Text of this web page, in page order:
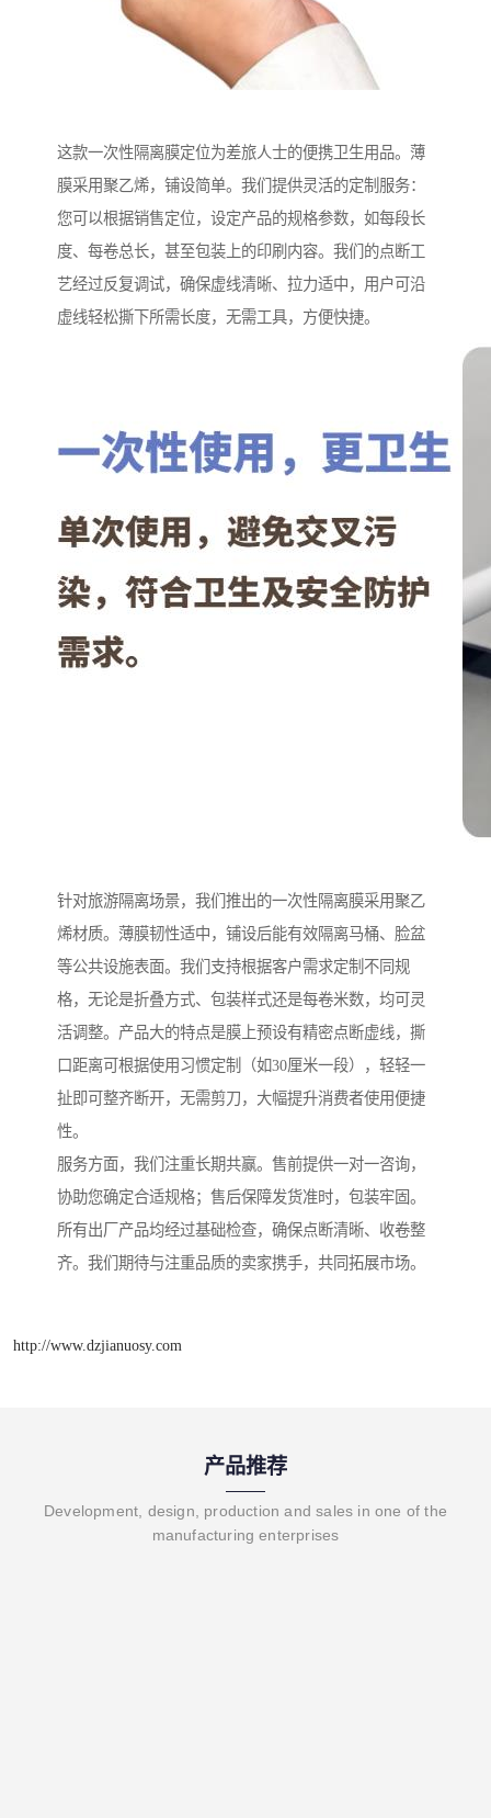
这款一次性隔离膜定位为差旅人士的便携卫生用品。薄
膜采用聚乙烯，铺设简单。我们提供灵活的定制服务：
您可以根据销售定位，设定产品的规格参数，如每段长
度、每卷总长，甚至包装上的印刷内容。我们的点断工
艺经过反复调试，确保虚线清晰、拉力适中，用户可沿
虚线轻松撕下所需长度，无需工具，方便快捷。
针对旅游隔离场景，我们推出的一次性隔离膜采用聚乙
烯材质。薄膜韧性适中，铺设后能有效隔离马桶、脸盆
等公共设施表面。我们支持根据客户需求定制不同规
格，无论是折叠方式、包装样式还是每卷米数，均可灵
活调整。产品大的特点是膜上预设有精密点断虚线，撕
口距离可根据使用习惯定制（如30厘米一段），轻轻一
扯即可整齐断开，无需剪刀，大幅提升消费者使用便捷
性。
服务方面，我们注重长期共赢。售前提供一对一咨询，
协助您确定合适规格；售后保障发货准时，包装牢固。
所有出厂产品均经过基础检查，确保点断清晰、收卷整
齐。我们期待与注重品质的卖家携手，共同拓展市场。
http://www.dzjianuosy.com
产品推荐
Development, design, production and sales in one of the
manufacturing enterprises